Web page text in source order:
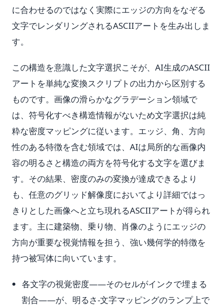
に合わせるのではなく実際にエッジの方向をなぞる
文字でレンダリングされるASCIIアートを生み出しま
す。
この構造を意識した文字選択こそが、AI生成のASCII
アートを単純な変換スクリプトの出力から区別する
ものです。画像の滑らかなグラデーション領域で
は、符号化すべき構造情報がないため文字選択は純
粋な密度マッピングに従います。エッジ、角、方向
性のある特徴を含む領域では、AIは局所的な画像内
容の明るさと構造の両方を符号化する文字を選びま
す。その結果、密度のみの変換が達成できるより
も、任意のグリッド解像度においてより詳細ではっ
きりとした画像へと立ち現れるASCIIアートが得られ
ます。主に建築物、乗り物、肖像のようにエッジの
方向が重要な視覚情報を担う、強い幾何学的特徴を
持つ被写体に向いています。
各文字の視覚密度——そのセルがインクで埋まる
割合——が、明るさ-文字マッピングのランプ上で